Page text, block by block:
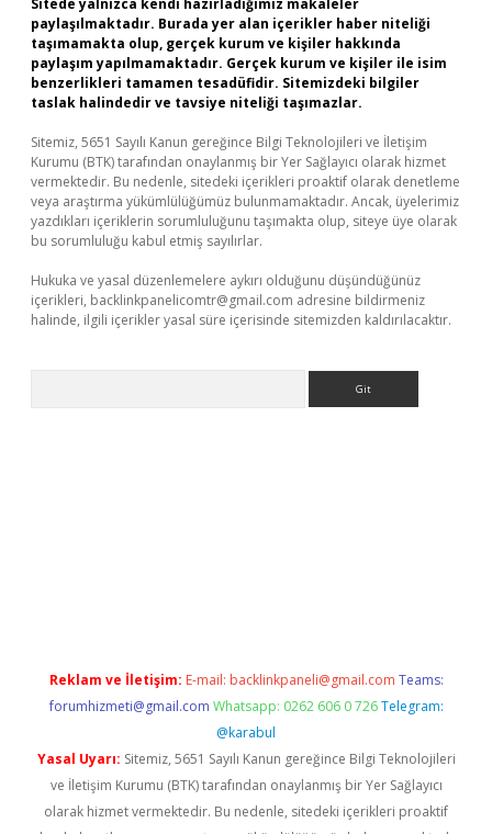
Sitede yalnızca kendi hazırladığımız makaleler
paylaşılmaktadır. Burada yer alan içerikler haber niteliği
taşımamakta olup, gerçek kurum ve kişiler hakkında
paylaşım yapılmamaktadır. Gerçek kurum ve kişiler ile isim
benzerlikleri tamamen tesadüfidir. Sitemizdeki bilgiler
taslak halindedir ve tavsiye niteliği taşımazlar.
Sitemiz, 5651 Sayılı Kanun gereğince Bilgi Teknolojileri ve İletişim
Kurumu (BTK) tarafından onaylanmış bir Yer Sağlayıcı olarak hizmet
vermektedir. Bu nedenle, sitedeki içerikleri proaktif olarak denetleme
veya araştırma yükümlülüğümüz bulunmamaktadır. Ancak, üyelerimiz
yazdıkları içeriklerin sorumluluğunu taşımakta olup, siteye üye olarak
bu sorumluluğu kabul etmiş sayılırlar.
Hukuka ve yasal düzenlemelere aykırı olduğunu düşündüğünüz
içerikleri, backlinkpanelicomtr@gmail.com adresine bildirmeniz
halinde, ilgili içerikler yasal süre içerisinde sitemizden kaldırılacaktır.
Reklam ve İletişim: E-mail: backlinkpaneli@gmail.com Teams:
forumhizmeti@gmail.com Whatsapp: 0262 606 0 726 Telegram:
@karabul
Yasal Uyarı: Sitemiz, 5651 Sayılı Kanun gereğince Bilgi Teknolojileri
ve İletişim Kurumu (BTK) tarafından onaylanmış bir Yer Sağlayıcı
olarak hizmet vermektedir. Bu nedenle, sitedeki içerikleri proaktif